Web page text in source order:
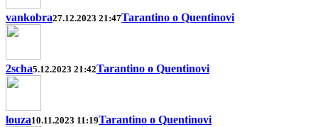
vankobra27.12.2023 21:47Tarantino o Quentinovi
2scha5.12.2023 21:42Tarantino o Quentinovi
louza10.11.2023 11:19Tarantino o Quentinovi